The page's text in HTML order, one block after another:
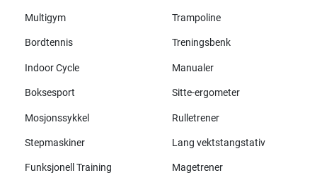
Multigym Trampoline
Bordtennis Treningsbenk
Indoor Cycle Manualer
Boksesport Sitte-ergometer
Mosjonssykkel Rulletrener
Stepmaskiner Lang vektstangstativ
Funksjonell Training Magetrener